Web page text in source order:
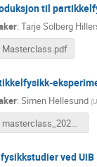
til
: Tarje Solberg
Masterclass.pdf
: Simen Hellesund (
masterclass_2026.pdf
ved UiB